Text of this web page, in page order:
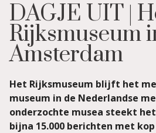
DAGJE UIT |
Rijksmuseum
Amsterdam
Het Rijksmuseum blijft het
museum in de Nederlandse
onderzochte musea steekt
bijna 15.000 berichten met